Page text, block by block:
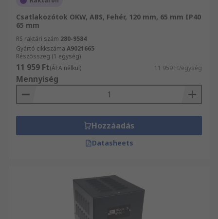
Csatlakozótok OKW, ABS, Fehér, 120 mm, 65 mm IP40
65 mm
RS raktári szám 280-9584
Gyártó cikkszáma A9021665
Részösszeg (1 egység)
11 959 Ft(ÁFA nélkül) 11 959 Ft/egység
Mennyiség
Hozzáadás
Datasheets